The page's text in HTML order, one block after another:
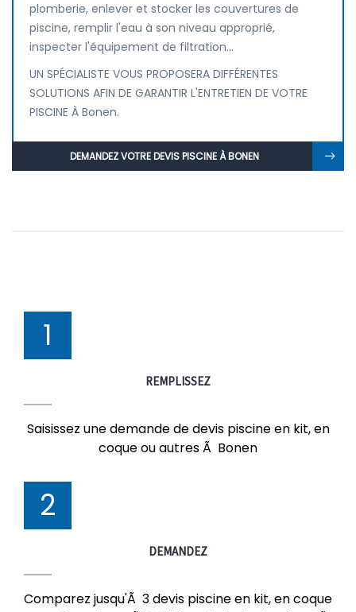
plomberie, enlever et stocker les couvertures de
piscine, remplir l'eau à son niveau approprié,
inspecter l'équipement de filtration...
UN SPÉCIALISTE VOUS PROPOSERA DIFFÉRENTES
SOLUTIONS AFIN DE GARANTIR L'ENTRETIEN DE VOTRE
PISCINE À Bonen.
DEMANDEZ VOTRE DEVIS PISCINE À BONEN
1
REMPLISSEZ
Saisissez une demande de devis piscine en kit, en
coque ou autres Ã Bonen
2
DEMANDEZ
Comparez jusqu'Ã 3 devis piscine en kit, en coque